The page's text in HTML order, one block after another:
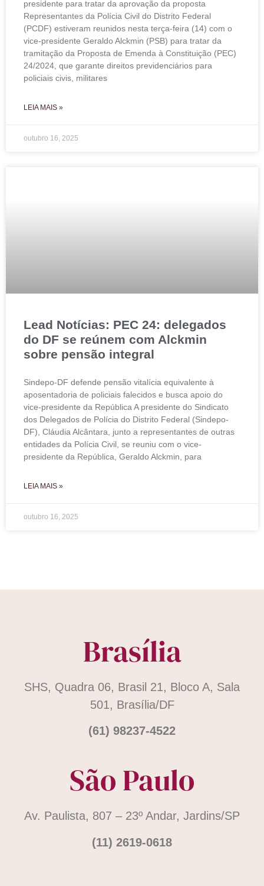
presidente para tratar da aprovação da proposta
Representantes da Polícia Civil do Distrito Federal
(PCDF) estiveram reunidos nesta terça-feira (14) com o
vice-presidente Geraldo Alckmin (PSB) para tratar da
tramitação da Proposta de Emenda à Constituição (PEC)
24/2024, que garante direitos previdenciários para
policiais civis, militares
LEIA MAIS »
outubro 16, 2025
Lead Notícias: PEC 24: delegados
do DF se reúnem com Alckmin
sobre pensão integral
Sindepo-DF defende pensão vitalícia equivalente à
aposentadoria de policiais falecidos e busca apoio do
vice-presidente da República A presidente do Sindicato
dos Delegados de Polícia do Distrito Federal (Sindepo-
DF), Cláudia Alcântara, junto a representantes de outras
entidades da Polícia Civil, se reuniu com o vice-
presidente da República, Geraldo Alckmin, para
LEIA MAIS »
outubro 16, 2025
Brasília
SHS, Quadra 06, Brasil 21, Bloco A, Sala
501, Brasília/DF
(61) 98237-4522
São Paulo
Av. Paulista, 807 – 23º Andar, Jardins/SP
(11) 2619-0618